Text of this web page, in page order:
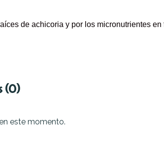
de achicoria y por los micronutrientes
(0)
este momento.